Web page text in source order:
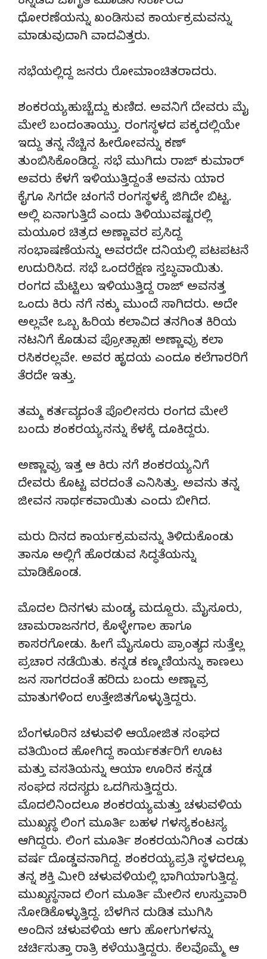
ಧೋರಣೆಯನ್ನು ಖಂಡಿಸುವ ಕಾರ್ಯಕ್ರಮವನ್ನು
ಮಾಡುವುದಾಗಿ ವಾದವಿತ್ತರು.
ಸಭೆಯಲ್ಲಿದ್ದ ಜನರು ರೋಮಾಂಚಿತರಾದರು.
ಶಂಕರಯ್ಯ ಹುಚ್ಚೆದ್ದು ಕುಣಿದ. ಅವನಿಗೆ ದೇವರು ಮೈ
ಮೇಲೆ ಬಂದಂತಾಯ್ತು. ರಂಗಸ್ಥಳದ ಪಕ್ಕದಲ್ಲಿಯೇ
ಇದ್ದು ತನ್ನ ನೆಚ್ಚಿನ ಹೀರೋವನ್ನು ಕಣ್
ತುಂಬಿಸಿಕೊಂಡಿದ್ದ. ಸಭೆ ಮುಗಿದು ರಾಜ್ ಕುಮಾರ್
ಅವರು ಕೆಳಗೆ ಇಳಿಯುತ್ತಿದ್ದಂತೆ ಅವನು ಯಾರ
ಕೈಗೂ ಸಿಗದೇ ಚಂಗನೆ ರಂಗಸ್ಥಳಕ್ಕೆ ಜಿಗಿದೇ ಬಿಟ್ಟ.
ಅಲ್ಲಿ ಏನಾಗುತ್ತಿದೆ ಎಂದು ತಿಳಿಯುವಷ್ಟರಲ್ಲಿ
ಮಯೂರ ಚಿತ್ರದ ಅಣ್ಣಾವರ ಪ್ರಸಿದ್ದ
ಸಂಭಾಷಣೆಯನ್ನು ಅವರದೇ ದನಿಯಲ್ಲಿ ಪಟಪಟನೆ
ಉದುರಿಸಿದ. ಸಭೆ ಒಂದರೆಕ್ಷಣ ಸ್ತಬ್ಧವಾಯಿತು.
ರಂಗದ ಮೆಟ್ಟಿಲು ಇಳಿಯುತ್ತಿದ್ದ ರಾಜ್ ಅವನತ್ತ
ಒಂದು ಕಿರು ನಗೆ ನಕ್ಕು ಮುಂದೆ ಸಾಗಿದರು. ಅದೇ
ಅಲ್ಲವೇ ಒಬ್ಬ ಹಿರಿಯ ಕಲಾವಿದ ತನಗಿಂತ ಕಿರಿಯ
ನಟನಿಗೆ ಕೊಡುವ ಪ್ರೋತ್ಸಾಹ! ಅಣ್ಣಾವ್ರು ಕಲಾ
ರಸಿಕರಲ್ಲವೇ. ಅವರ ಹೃದಯ ಎಂದೂ ಕಲೆಗಾರರಿಗೆ
ತೆರದೇ ಇತ್ತು.
ತಮ್ಮ ಕರ್ತವ್ಯದಂತೆ ಪೊಲೀಸರು ರಂಗದ ಮೇಲೆ
ಬಂದು ಶಂಕರಯ್ಯ ನನ್ನು ಕೆಳಕ್ಕೆ ದೂಕಿದ್ದರು.
ಅಣ್ಣಾವ್ರು ಇತ್ತ ಆ ಕಿರು ನಗೆ ಶಂಕರಯ್ಯ ನಿಗೆ
ದೇವರು ಕೊಟ್ಟ ವರದಂತೆ ಎನಿಸಿತ್ತು. ಅವನು ತನ್ನ
ಜೀವನ ಸಾರ್ಥಕವಾಯಿತು ಎಂದು ಬೀಗಿದ.
ಮರು ದಿನದ ಕಾರ್ಯಕ್ರಮವನ್ನು ತಿಳಿದುಕೊಂಡು
ತಾನೂ ಅಲ್ಲಿಗೆ ಹೊರಡುವ ಸಿದ್ಧತೆಯನ್ನು
ಮಾಡಿಕೊಂಡ.
ಮೊದಲ ದಿನಗಳು ಮಂಡ್ಯ, ಮದ್ದೂರು. ಮೈಸೂರು,
ಚಾಮರಾಜನಗರ, ಕೊಳ್ಳೇಗಾಲ ಹಾಗೂ
ಕಾಸರಗೋಡು. ಹೀಗೆ ಮೈಸೂರು ಪ್ರಾಂತ್ಯದ ಸುತ್ತೆಲ್ಲ
ಪ್ರಚಾರ ನಡೆಯಿತು. ಕನ್ನಡ ಕಣ್ಮಣಿಯನ್ನು ಕಾಣಲು
ಜನ ಸಾಗರದಂತೆ ಹರಿದು ಬಂದು ಅಣ್ಣಾವ್ರ
ಮಾತುಗಳಿಂದ ಉತ್ತೇಜಿತಗೊಳ್ಳುತ್ತಿದ್ದರು.
ಬೆಂಗಳೂರಿನ ಚಳುವಳಿ ಆಯೋಜಿತ ಸಂಘದ
ವತಿಯಿಂದ ಹೋಗಿದ್ದ ಕಾರ್ಯಕರ್ತರಿಗೆ ಊಟ
ಮತ್ತು ವಸತಿಯನ್ನು ಆಯಾ ಊರಿನ ಕನ್ನಡ
ಸಂಘದ ಸದಸ್ಯರು ಒದಗಿಸುತ್ತಿದ್ದರು.
ಮೊದಲಿನಿಂದಲೂ ಶಂಕರಯ್ಯ ಮತ್ತು ಚಳುವಳಿಯ
ಮುಖ್ಯಸ್ಥ ಲಿಂಗ ಮೂರ್ತಿ ಬಹಳ ಗಳಸ್ಯ ಕಂಟಸ್ಯ
ಆಗಿದ್ದರು. ಲಿಂಗ ಮೂರ್ತಿ ಶಂಕರಯನಿಗಿಂತ ಎರಡು
ವರ್ಷ ದೊಡ್ಡವನಾಗಿದ್ದ. ಶಂಕರಯ್ಯ ಪ್ರತಿ ಸ್ಥಳದಲ್ಲೂ
ತನ್ನ ಶಕ್ತಿ ಮೀರಿ ಚಳುವಳಿಯಲ್ಲಿ ಭಾಗಿಯಾಗುತ್ತಿದ್ದ.
ಮುಖ್ಯಸ್ಥನಾದ ಲಿಂಗ ಮೂರ್ತಿ ಮೇಲಿನ ಉಸ್ತುವಾರಿ
ನೋಡಿಕೊಳ್ಳುತ್ತಿದ್ದ. ಬೆಳಗಿನ ದುಡಿತ ಮುಗಿಸಿ
ಅಂದಿನ ಚಳುವಳಿಯ ಆಗು ಹೋಗುಗಳನ್ನು
ಚರ್ಚಿಸುತ್ತಾ ರಾತ್ರಿ ಕಳೆಯುತ್ತಿದ್ದರು. ಕೆಲವೊಮ್ಮೆ ಆ